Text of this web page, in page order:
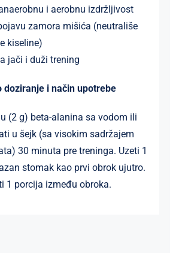
i aerobnu izdržljivost
zamora mišića (neutrališe
kiseline)
jači i duži trening
doziranje i način upotrebe
(2 g) beta-alanina sa vodom ili
u šejk (sa visokim sadržajem
30 minuta pre treninga. Uzeti 1
stomak kao prvi obrok ujutro.
1 porcija između obroka.